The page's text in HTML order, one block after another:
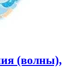
(волны),